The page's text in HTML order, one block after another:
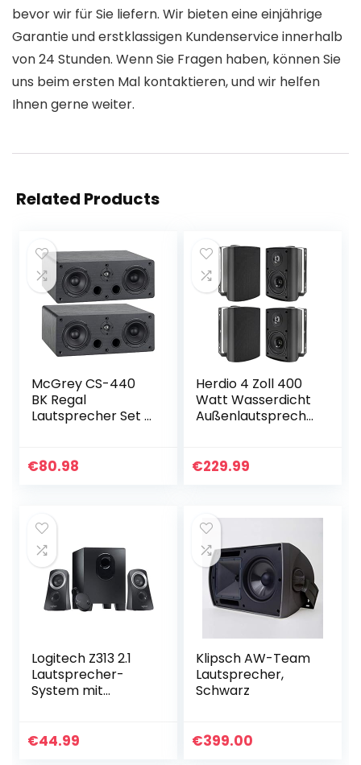
bevor wir für Sie liefern. Wir bieten eine einjährige
Garantie und erstklassigen Kundenservice innerhalb
von 24 Stunden. Wenn Sie Fragen haben, können Sie
uns beim ersten Mal kontaktieren, und wir helfen
Ihnen gerne weiter.
Related Products
McGrey CS-440
BK Regal
Lautsprecher Set –
für Surround-
€80.98
Herdio 4 Zoll 400
Watt Wasserdicht
Außenlautspreche
Garten, Terrasse,
€229.99
Logitech Z313 2.1
Lautsprecher-
System mit
Spitzenleistung, 3.5
€44.99
Klipsch AW-Team
Lautsprecher,
Schwarz
€399.00